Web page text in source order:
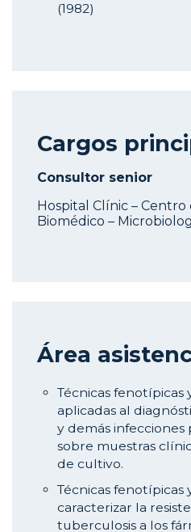
(1982)
Cargos
Consultor senior
Hospital Clínic –
Biomédico –
Área
Técnicas fenotípicas
aplicadas al
y demás infecciones
sobre muestras
de cultivo.
Técnicas fenotípicas
caracterizar la
tuberculosis a los